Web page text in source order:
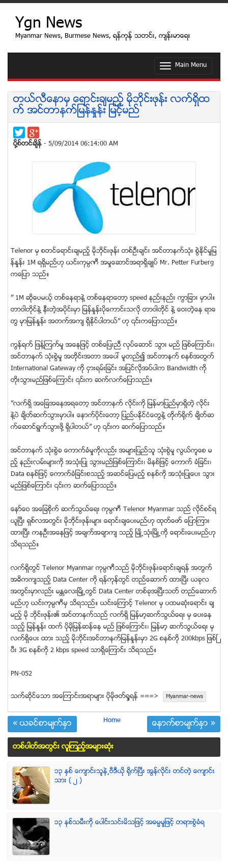
Ygn News
Myanmar News, Burmese News, ရန္ကုန္ သတင္း, က်န္းမာေရး
T
g
l
n
i
o
n
Main Menu
တယ္လီေနာမွ ေရာင္းခ်မည့္ မိုဘုိင္းဖုန္း လက္ရိွထ
က္ အင္တာနက္ျမန္ႏႈန္း ျမင့္မည္
ပုိ႔စ္တင္ခ်ိန္ - 5/09/2014 06:14:00 AM
Telenor မွ စတင္ေရာင္းခ်မည့္ မိုဘိုင္းဖုန္း တစ္ဦးခ်င္း အင္တာနက္သံုး စဲြႏုိင္မႈျမ
န္ႏႈန္း 1M ရရိွမည္ဟု ယင္းကုမၸဏီ အမႈေဆာင္အရာရိွခ်ဳပ္ Mr. Petter Furberg
ကေျပာ သည္။
” 1M ဆိုေပမယ့္ တစ္ေနရာနဲ႔ တစ္ေနရာေတာ့ speed နည္းနည္း ကြာျခား မွာပါ။
တာဝါတုိင္နဲ႔ နီးတဲ့အပိုင္းမွာ ျမန္ႏႈန္းပိုေကာင္းသလို တာဝါတုိင္ နဲ႔ ေဝးတဲ့ေန ရာေ
တြ မွာျမန္ႏႈန္း အတက္အက် ရွိႏုိင္ပါတယ္” ဟု ၎ကေျပာသည္။
ကြန္ရက္ ျဖန္႔ၾကက္မႈ အေနျဖင့္ တစ္ေျပးညီ လုပ္ေဆာင္ သြား မည္ ျဖစ္ေၾကာင္း၊
အင္တာနက္ သံုးစဲြမႈ အတုိင္းအတာ အေပၚ မူတည္၍ အင္တာနက္ စနစ္အတြက္
International Gateway ကို ငွားရမ္းျခင္း အျပင္လိုအပ္ပါက Bandwidth ကို
တုိးသြားမည္ျဖစ္ေၾကာင္း ၎က ဆက္လက္ေျပာသည္။
”လက္ရိွ အေျခအေနအရေတာ့ အင္တာနက္ လုိင္းကို ျမန္မာျပည္မွာရိွတဲ့ လိုင္း
နဲ႔ပဲ ခ်ိတ္ဆက္သြားမွာပါ။ ေနာက္ပိုင္းေတာ့ ျပည္ပႏုိင္ငံေတြနဲ႔ တုိက္႐ိုက္ ခ်ိတ္ဆ
က္ေဆာင္ရြက္သြားဖို႔ ရိွပါတယ္” ဟု ၎က ဆက္ေျပာသည္။
အင္တာနက္ သံုးစဲြခ ေကာက္ခံမႈကိုလည္း အမ်ားျပည္သူ သံုးစဲြမႈ လြယ္ကူေစ မ
ည့္ နည္းလမ္းမ်ားကုိ အသံုးျပဳ သြားမည္ျဖစ္ေၾကာင္း၊ မိနစ္ျဖင့္ ေကာက္ ခံျခင္း၊
Data စနစ္ျဖင့္ ေကာက္ခံျခင္းစသည့္ အဆင္ေျပမည့္ စနစ္ကို အသံုးျပဳေပး သြား
မည္ျဖစ္ေၾကာင္း ၎က ဆက္ေျပာသည္။
ေနာ္ေဝ အေျခစိုက္ ဆက္သြယ္ေရး ကုမၸဏီ Telenor Myanmar သည္ လုိင္စင္ရ
ယူၿပီး ရွစ္လအတြင္း မုိဘုိင္းဖုန္းမ်ား ေရာင္းခ်ေပးမည္ဟု ထုတ္ေဖာ္ ေျပာၾကား
ထားၿပီး ကနဦးအေနျဖင့္ အခ်က္အခ်ာက် သည့္ ၿမဳိ႕သံုးၿမိဳ႕ကို ေရာင္းေပးမည္ဟု
သိရသည္။
လက္ရိွတြင္ Telenor Myanmar ကုမၸဏီသည္ မိုဘုိင္းဖုန္းေရာင္းခ်ရန္ အတြက္
အဓိကက်သည့္ Data Center ကို ရန္ကုန္တြင္ တည္ေဆာက္ ထားၿပီး ယခုလ
အတြင္းမွာလည္း မႏၲေလးၿမိဳ႕တြင္ Data Center တစ္ခုအၿပီးသတ္ တည္ေဆာက္
မည္ဟု ယင္းကုမၸဏီမွ သိရသည္။ ယင္းေၾကာင့္ Telenor မွ ပထမဆံုးေရာင္း ခ်
မည့္ မုိ ဘုိင္းဖုန္း၏ အင္တာနက္သည္ လက္ရိွ ျမန္မာ့ဆက္သြယ္ေရး မွ ေပးေန
သည့္ ျမန္ႏႈန္း ထက္ ပိုမိုျမန္ဆန္ေန မည္ ျဖစ္ေၾကာင္း၊ ျမန္မာ့ ဆက္သြယ္ေရး မွ
လက္ရိွေပး ထား သည့္ မိုဘုိင္းအင္တာနက္ျမန္ႏႈန္းမွာ 2G စနစ္ကို 200kbps ျဖစ္ၿ
ပီး 3G စနစ္ကို 2 kbps speed သာရိွေၾကာင္း သိရသည္။
PN-052
သက္ဆုိင္ေသာ အေၾကာင္းအရာမ်ား ပုိမုိဖတ္ရႈရန္ ===> Myanmar-news
« ယခင္စာမ်က္ႏွာ Home ေနာက္စာမ်က္ႏွာ »
တစ္ပါတ္အတြင္း လူၾကည့္အမ်ားဆံုး
၁၃ ႏွစ္ ေက်ာင္းသူနဲ႕ဗီဒီယို ရိုက္ျပီး အြန္လိုင္း တင္တဲ့ ေက်ာင္း
သား ( ၂ )
၁၃ ႏွစ္သမီးကို ေပါင္းသင္းမိသျဖင့္ အဓမၼမႈျဖင့္ တရားစြဲခံရ